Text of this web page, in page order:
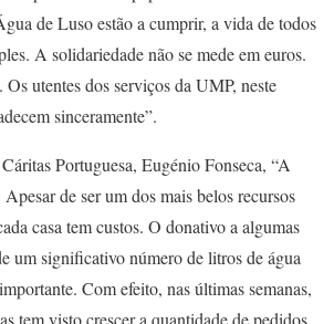
de Luso estão a cumprir, a vida de todos
A solidariedade não se mede em euros.
Os utentes dos serviços da UMP, neste
sinceramente”.
Portuguesa, Eugénio Fonseca, “A
de ser um dos mais belos recursos
casa tem custos. O donativo a algumas
um significativo número de litros de água
Com efeito, nas últimas semanas,
tem visto crescer a quantidade de pedidos